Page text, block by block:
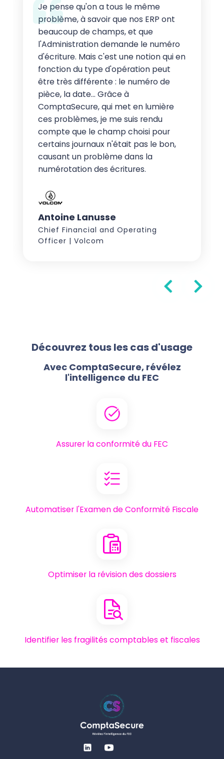
Je pense qu'on a tous le même
problème, à savoir que nos ERP ont
beaucoup de champs, et que
l'Administration demande le numéro
d'écriture. Mais c'est une notion qui en
fonction du type d'opération peut
être très différente : le numéro de
pièce, la date… Grâce à
ComptaSecure, qui met en lumière
ces problèmes, je me suis rendu
compte que le champ choisi pour
certains journaux n'était pas le bon,
causant un problème dans la
numérotation des écritures.
Antoine Lanusse
Chief Financial and Operating
Officer | Volcom
Découvrez tous les cas d'usage
Avec ComptaSecure, révélez
l'intelligence du FEC
Assurer la conformité du FEC
Automatiser l'Examen de Conformité Fiscale
Optimiser la révision des dossiers
Identifier les fragilités comptables et fiscales